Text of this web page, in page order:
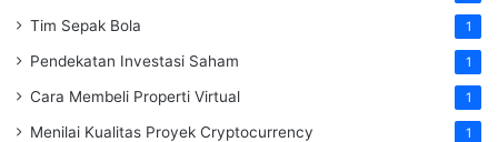
Tim Sepak Bola 1
Pendekatan Investasi Saham 1
Cara Membeli Properti Virtual 1
Menilai Kualitas Proyek Cryptocurrency 1